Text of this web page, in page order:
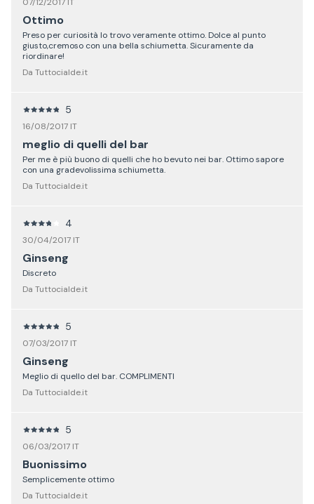
Ottimo
Preso per curiosità lo trovo veramente ottimo. Dolce al punto
giusto,cremoso con una bella schiumetta. Sicuramente da
riordinare!
Da Tuttocialde.it
5
16/08/2017 IT
meglio di quelli del bar
Per me è più buono di quelli che ho bevuto nei bar. Ottimo sapore
con una gradevolissima schiumetta.
Da Tuttocialde.it
4
30/04/2017 IT
Ginseng
Discreto
Da Tuttocialde.it
5
07/03/2017 IT
Ginseng
Meglio di quello del bar. COMPLIMENTI
Da Tuttocialde.it
5
06/03/2017 IT
Buonissimo
Semplicemente ottimo
Da Tuttocialde.it